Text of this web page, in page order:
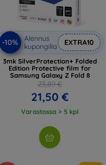
-10%
Alennus
kupongilla
EXTRA10
3mk SilverProtection+ Folded
Edition Protective film for
Samsung Galaxy Z Fold 8
23,89 €
21,50 €
Varastossa > 5 kpl